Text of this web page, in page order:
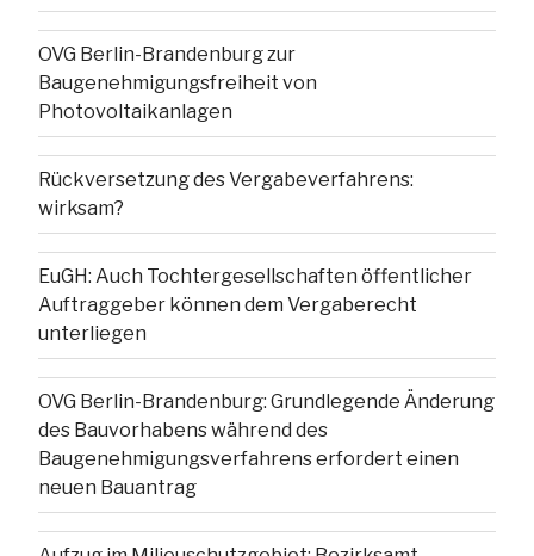
OVG Berlin-Brandenburg zur
Baugenehmigungsfreiheit von
Photovoltaikanlagen
Rückversetzung des Vergabeverfahrens:
wirksam?
EuGH: Auch Tochtergesellschaften öffentlicher
Auftraggeber können dem Vergaberecht
unterliegen
OVG Berlin-Brandenburg: Grundlegende Änderung
des Bauvorhabens während des
Baugenehmigungsverfahrens erfordert einen
neuen Bauantrag